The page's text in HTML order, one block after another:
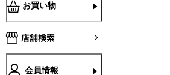
お買い物
店舗検索
会員情報